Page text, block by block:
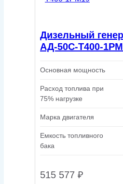
Дизельный
АД-50С-Т400-
Основная мощность
Расход топлива при
75% нагрузке
Марка двигателя
Емкость топливного
бака
515 577 ₽